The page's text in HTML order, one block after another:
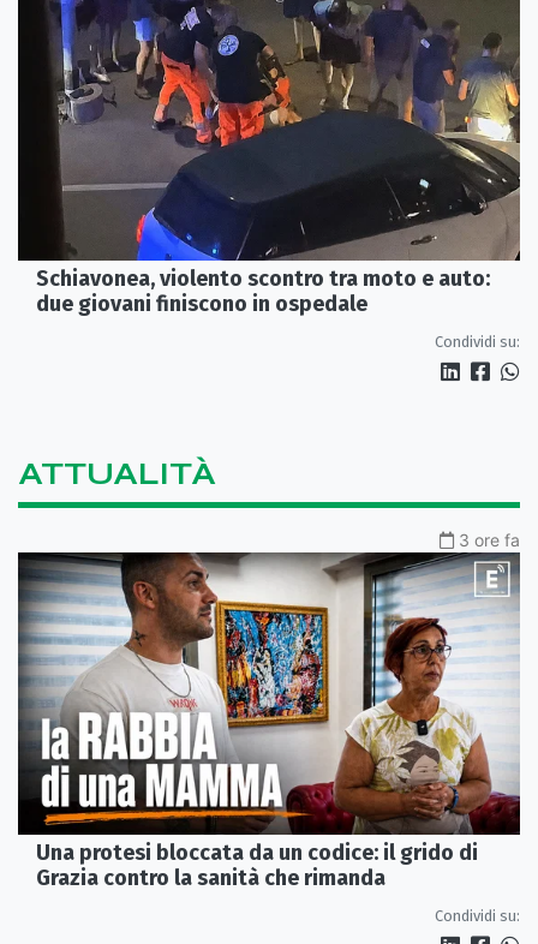
Schiavonea, violento scontro tra moto e auto:
due giovani finiscono in ospedale
Condividi su:
ATTUALITÀ
3 ore fa
Una protesi bloccata da un codice: il grido di
Grazia contro la sanità che rimanda
Condividi su: